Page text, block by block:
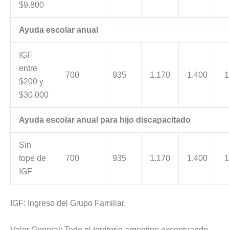
$9.800
Ayuda escolar anual
IGF
entre
$200 y
$30.000
700 935 1.170 1.400
Ayuda escolar anual para hijo discapacitado
Sin
tope de
IGF
700 935 1.170 1.400
IGF: Ingreso del Grupo Familiar.